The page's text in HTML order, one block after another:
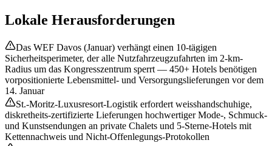
Lokale Herausforderungen
Das WEF Davos (Januar) verhängt einen 10-tägigen
Sicherheitsperimeter, der alle Nutzfahrzeugzufahrten im 2-km-
Radius um das Kongresszentrum sperrt — 450+ Hotels benötigen
vorpositionierte Lebensmittel- und Versorgungslieferungen vor dem
14. Januar
St.-Moritz-Luxusresort-Logistik erfordert weisshandschuhige,
diskretheits-zertifizierte Lieferungen hochwertiger Mode-, Schmuck-
und Kunstsendungen an private Chalets und 5-Sterne-Hotels mit
Kettennachweis und Nicht-Offenlegungs-Protokollen